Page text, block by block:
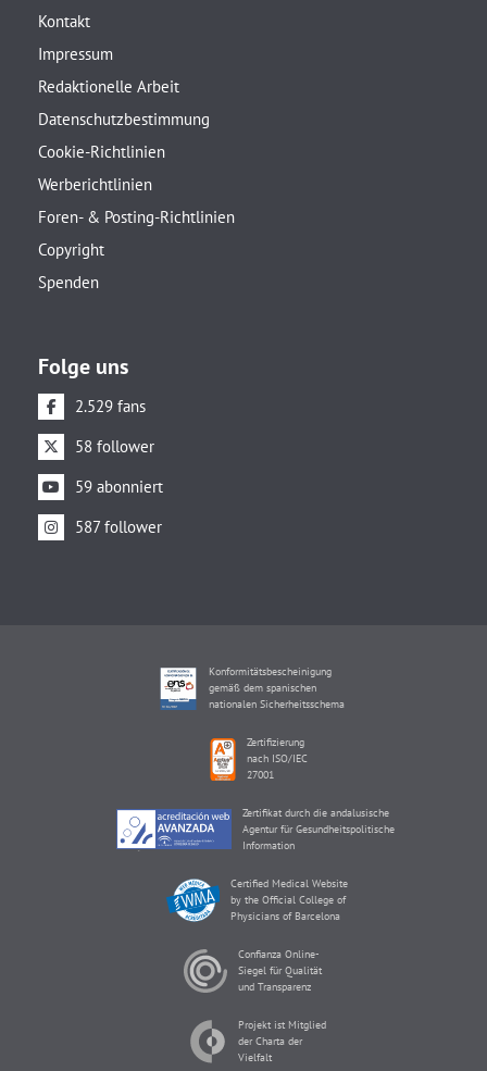
Kontakt
Impressum
Redaktionelle Arbeit
Datenschutzbestimmung
Cookie-Richtlinien
Werberichtlinien
Foren- & Posting-Richtlinien
Copyright
Spenden
Folge uns
2.529 fans
58 follower
59 abonniert
587 follower
Konformitätsbescheinigung
gemäß dem spanischen
nationalen Sicherheitsschema
Zertifizierung
nach ISO/IEC
27001
Zertifikat durch die andalusische
Agentur für Gesundheitspolitische
Information
Certified Medical Website
by the Official College of
Physicians of Barcelona
Confianza Online-
Siegel für Qualität
und Transparenz
Projekt ist Mitglied
der Charta der
Vielfalt